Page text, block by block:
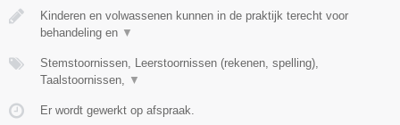
Kinderen en volwassenen kunnen in de praktijk terecht voor
behandeling en ▼
Stemstoornissen, Leerstoornissen (rekenen, spelling),
Taalstoornissen, ▼
Er wordt gewerkt op afspraak.